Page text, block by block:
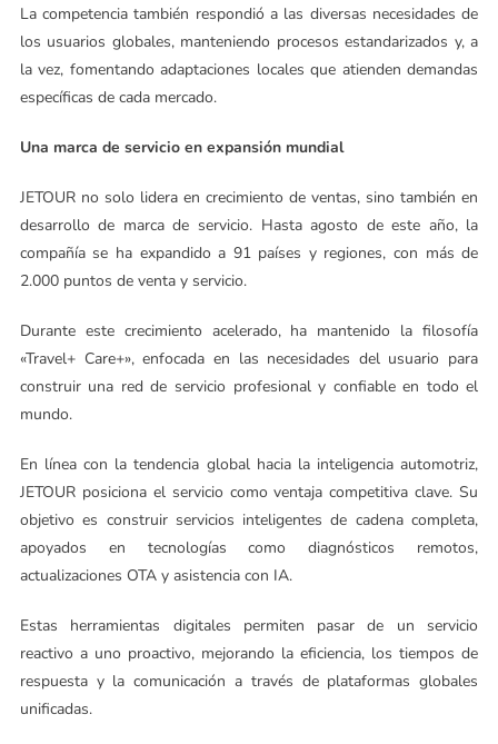
La competencia también respondió a las diversas necesidades de
los usuarios globales, manteniendo procesos estandarizados y, a
la vez, fomentando adaptaciones locales que atienden demandas
específicas de cada mercado.
Una marca de servicio en expansión mundial
JETOUR no solo lidera en crecimiento de ventas, sino también en
desarrollo de marca de servicio. Hasta agosto de este año, la
compañía se ha expandido a 91 países y regiones, con más de
2.000 puntos de venta y servicio.
Durante este crecimiento acelerado, ha mantenido la filosofía
«Travel+ Care+», enfocada en las necesidades del usuario para
construir una red de servicio profesional y confiable en todo el
mundo.
En línea con la tendencia global hacia la inteligencia automotriz,
JETOUR posiciona el servicio como ventaja competitiva clave. Su
objetivo es construir servicios inteligentes de cadena completa,
apoyados en tecnologías como diagnósticos remotos,
actualizaciones OTA y asistencia con IA.
Estas herramientas digitales permiten pasar de un servicio
reactivo a uno proactivo, mejorando la eficiencia, los tiempos de
respuesta y la comunicación a través de plataformas globales
unificadas.